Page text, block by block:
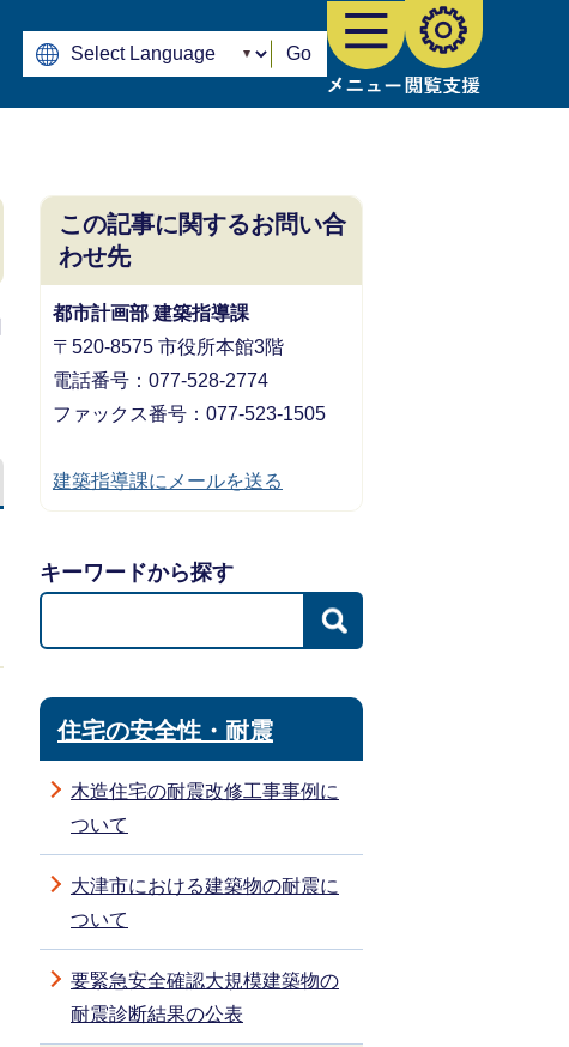
Go
この記事に関するお問い合
わせ先
都市計画部 建築指導課
〒520-8575 市役所本館3階
電話番号：077-528-2774
ファックス番号：077-523-1505
建築指導課にメールを送る
キーワードから探す
住宅の安全性・耐震
木造住宅の耐震改修工事事例に
ついて
大津市における建築物の耐震に
ついて
要緊急安全確認大規模建築物の
耐震診断結果の公表